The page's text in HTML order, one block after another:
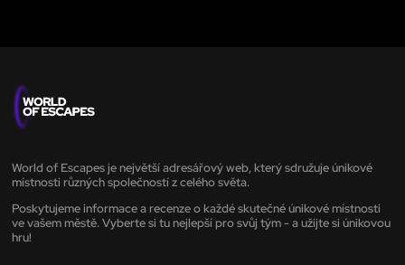
World of Escapes je největší adresářový web, který sdružuje únikové
místnosti různých společností z celého světa.
Poskytujeme informace a recenze o každé skutečné únikové místnosti
ve vašem městě. Vyberte si tu nejlepší pro svůj tým - a užijte si únikovou
hru!